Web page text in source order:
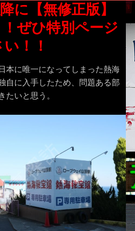
に【無修正版】
ぜひ特別ページ
！！
本に唯一になってしまった熱海
自に入手したため、問題ある部
たいと思う。